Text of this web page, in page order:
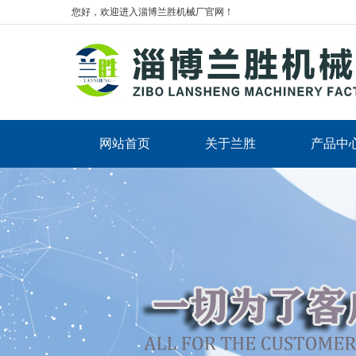
您好，欢迎进入淄博兰胜机械厂官网！
网站首页 关于兰胜 产品中